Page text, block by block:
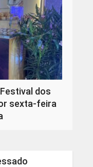
dos
sexta-feira